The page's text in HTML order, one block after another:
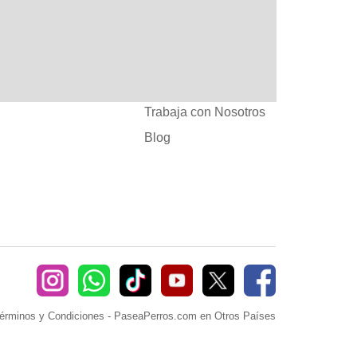
Trabaja con Nosotros
Blog
y Condiciones - PaseaPerros.com en Otros Países